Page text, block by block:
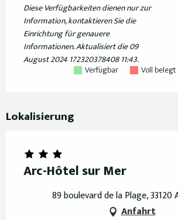
Diese Verfügbarkeiten dienen nur zur
Information, kontaktieren Sie die
Einrichtung für genauere
Informationen.Aktualisiert die09
August 2024 172320378408 11:43.
Verfügbar Voll belegt
Lokalisierung
Arc-Hôtel sur Mer
89 boulevard de la Plage, 33120
Anfahrt